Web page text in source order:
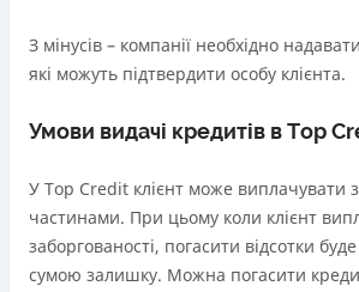
З мінусів – компанії необхідно
які можуть підтвердити особу клієнта.
Умови видачі кредитів в Tор
У Тop Сredit клієнт може виплачувати
частинами. При цьому коли клієнт
заборгованості, погасити відсотки
сумою залишку. Можна погасити